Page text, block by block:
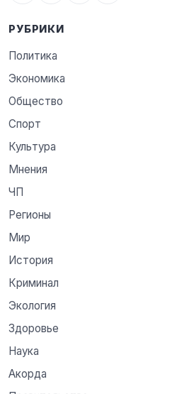
РУБРИКИ
Политика
Экономика
Общество
Спорт
Культура
Мнения
ЧП
Регионы
Мир
История
Криминал
Экология
Здоровье
Наука
Акорда